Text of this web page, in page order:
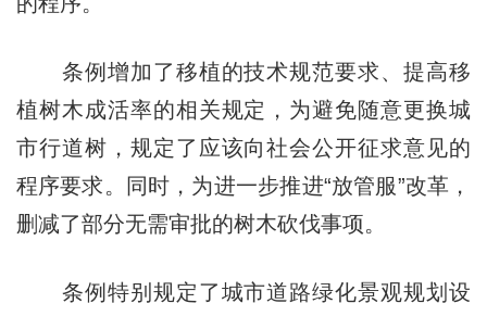
条例增加了移植的技术规范要求、提高移
植树木成活率的相关规定，为避免随意更换城
市行道树，规定了应该向社会公开征求意见的
程序要求。同时，为进一步推进“放管服”改革，
删减了部分无需审批的树木砍伐事项。
条例特别规定了城市道路绿化景观规划设